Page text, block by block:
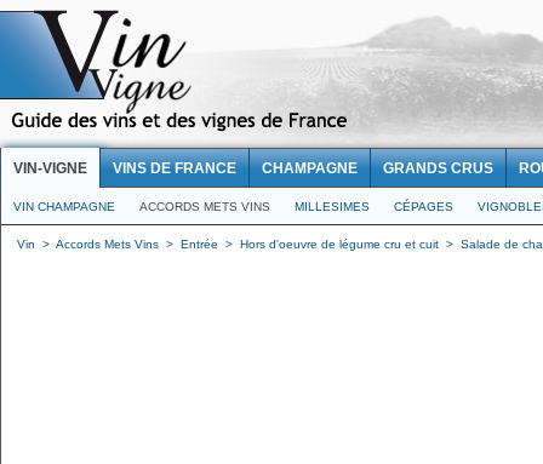
VIN-VIGNE VINS DE FRANCE CHAMPAGNE GRANDS CRUS
VIN CHAMPAGNE ACCORDS METS VINS MILLESIMES CÉPAGES
Vin > Accords Mets Vins > Entrée > Hors d'oeuvre de légume cru et cuit > Salade de